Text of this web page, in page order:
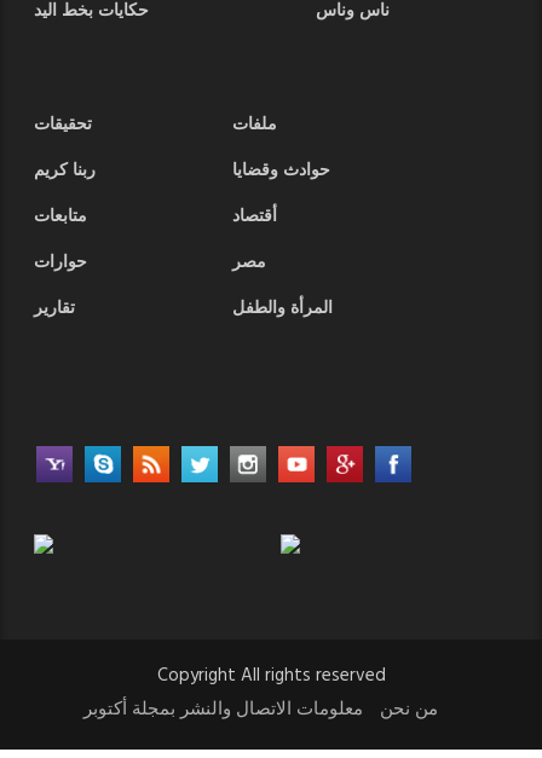
ناس وناس
حكايات بخط اليد
ملفات
تحقيقات
حوادث وقضايا
ربنا كريم
أقتصاد
متابعات
مصر
حوارات
المرأة والطفل
تقارير
Copyright All rights reserved
من نحن
معلومات الاتصال والنشر بمجلة أكتوبر